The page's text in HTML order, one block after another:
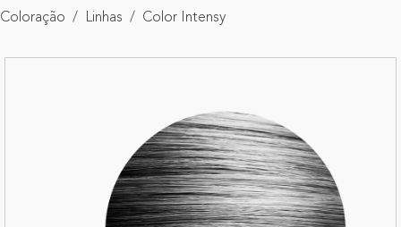
Coloração Linhas Color Intensy